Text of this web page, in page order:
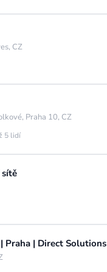
CZ
Praha 10, CZ
5 lidí
Praha | Direct Solutions